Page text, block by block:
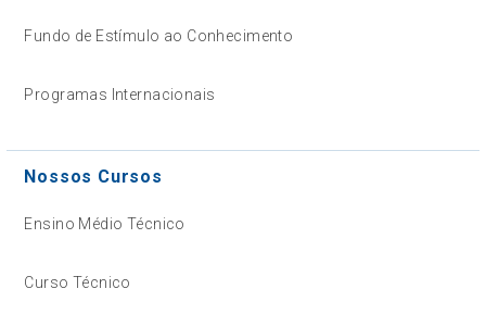
Fundo de Estímulo ao Conhecimento
Programas Internacionais
Nossos Cursos
Ensino Médio Técnico
Curso Técnico